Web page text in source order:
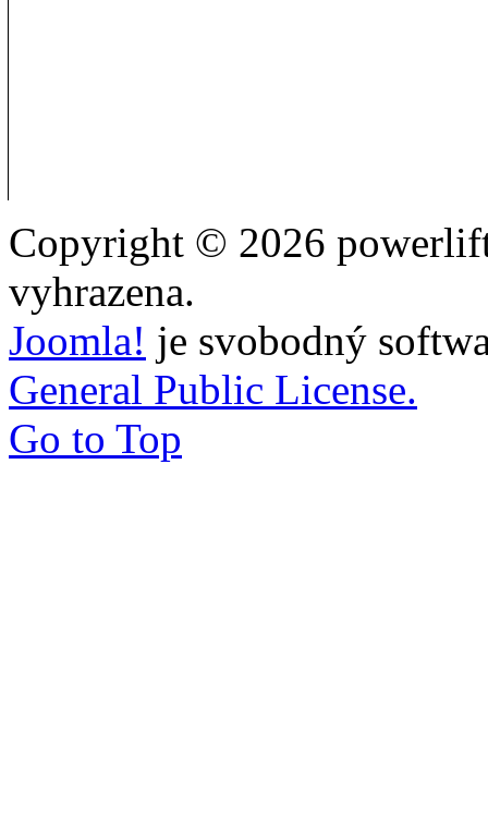
Copyright © 2026
vyhrazena.
Joomla! je svobodný
General Public License.
Go to Top